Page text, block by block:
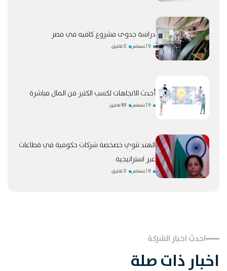
دراسة جدوى مشروع كافيه في مصر
9 أغسطس 0 تعليق
أحدث الاتجاهات لكسب الكثير من المال مباشرة
9 أغسطس 89 تعليق
الهند تنوي خصخصة شركات حكومية في قطاعات
غير استراتيجية
9 أغسطس 0 تعليق
احدث اخبار الشركة
اخبار ذات صلة